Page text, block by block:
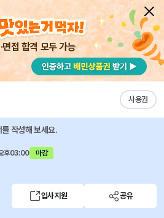
면접 합격 모두 가능
사용권
내 작성목록
저(주) 신입사원 채용공고
작성해 보세요.
후03:00
마감
입사지원 공유